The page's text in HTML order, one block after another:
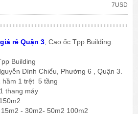
7USD
rẻ Quận 3, Cao ốc Tpp Building.
Building
Chiểu, Phường 6 , Quận 3.
1 trệt 5 tầng
máy
- 30m2- 50m2 100m2